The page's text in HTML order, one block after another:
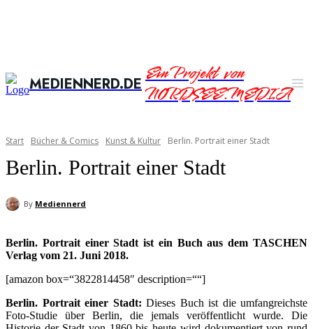
MEDIENNERD.DEEin Projekt von
NORDSEE.MEDIA
Start Bücher & Comics Kunst & Kultur Berlin. Portrait einer Stadt
Berlin. Portrait einer Stadt
By Mediennerd
Berlin. Portrait einer Stadt ist ein Buch aus dem TASCHEN
Verlag vom 21. Juni 2018.
[amazon box=“3822814458″ description=““]
Berlin. Portrait einer Stadt: Dieses Buch ist die umfangreichste
Foto-Studie über Berlin, die jemals veröffentlicht wurde. Die